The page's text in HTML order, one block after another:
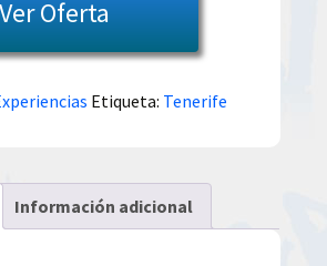
90.00€.39.00€.
Ver Oferta
Etiqueta: Tenerife
Información adicional